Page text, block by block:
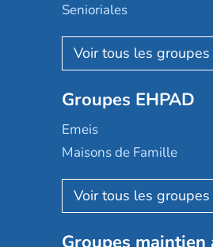
Senioriales
Nohée
Les Résidentiels
Mobicap
Domusvi
Happy Senior
Aquarelia
Nexity edenea
Les jardins d'Arcadie
Groupes EHPAD
Emeis
Maisons de Famille
Korian
Emera